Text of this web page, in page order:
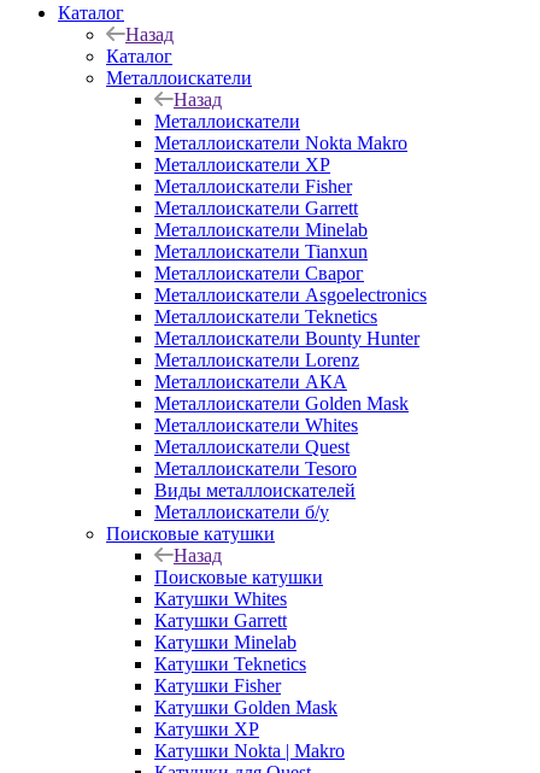
Каталог
Назад
Каталог
Металлоискатели
Назад
Металлоискатели
Металлоискатели Nokta Makro
Металлоискатели XP
Металлоискатели Fisher
Металлоискатели Garrett
Металлоискатели Minelab
Металлоискатели Tianxun
Металлоискатели Сварог
Металлоискатели Asgoelectronics
Металлоискатели Teknetics
Металлоискатели Bounty Hunter
Металлоискатели Lorenz
Металлоискатели АКА
Металлоискатели Golden Mask
Металлоискатели Whites
Металлоискатели Quest
Металлоискатели Tesoro
Виды металлоискателей
Металлоискатели б/у
Поисковые катушки
Назад
Поисковые катушки
Катушки Whites
Катушки Garrett
Катушки Minelab
Катушки Teknetics
Катушки Fisher
Катушки Golden Mask
Катушки XP
Катушки Nokta | Makro